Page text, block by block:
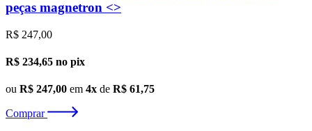
peças magnetron <>
R$ 247,00
R$ 234,65 no pix
ou R$ 247,00 em 4x de R$ 61,75
Comprar